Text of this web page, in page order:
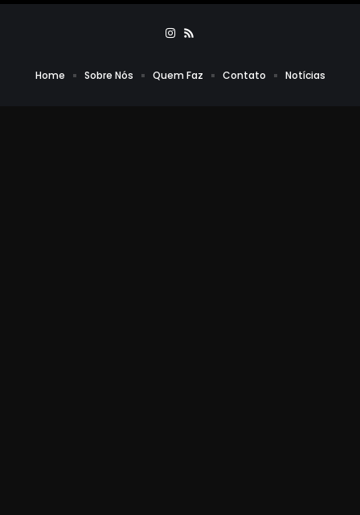
Home Sobre Nós Quem Faz Contato Notícias